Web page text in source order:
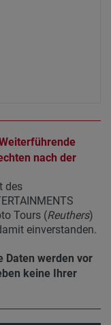
nach der
des
Tours (Reuthers)
einverstanden.
Daten werden vor
keine Ihrer